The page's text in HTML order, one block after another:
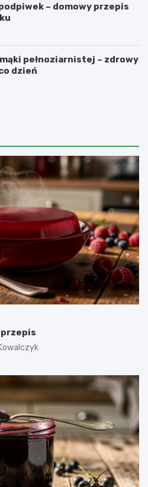
– domowy przepis
pełnoziarnistej – zdrowy
dzień